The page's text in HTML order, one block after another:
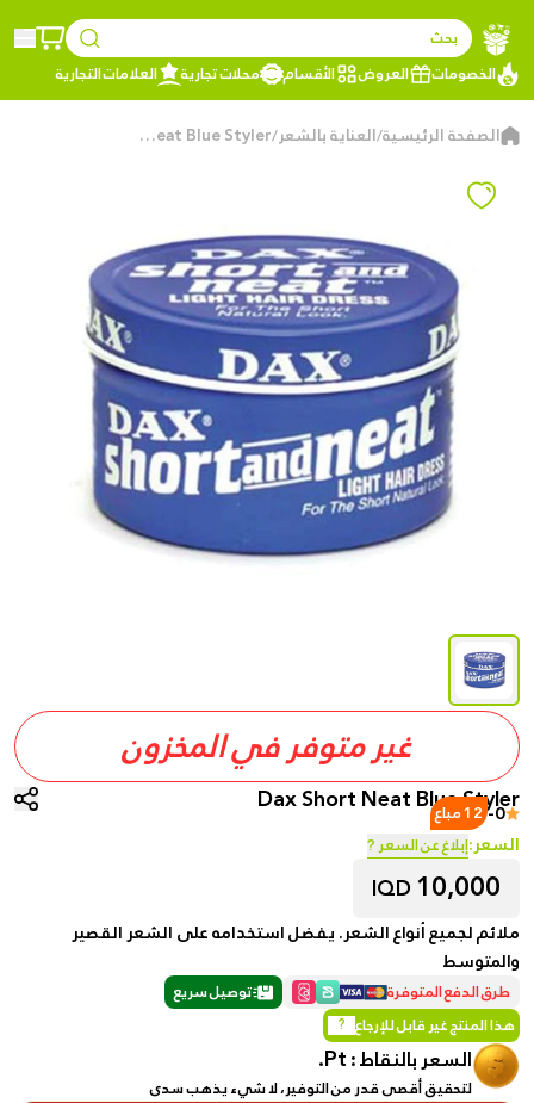
بحث
الخصومات
العروض الأقسام محلات تجارية العلامات التجارية
الصفحة الرئيسية/العناية بالشعر/
Dax Short Neat Blue Styler
غير متوفر في المخزون
Dax Short Neat Blue Styler
0
- 12 مباع
السعر:إبلاغ عن السعر ?
10,000
IQD
ملائم لجميع أنواع الشعر. يفضل استخدامه على الشعر القصير
والمتوسط
طرق الدفع المتوفرة
توصيل سريع
هذا المنتج غير قابل للإرجاع ?
السعر بالنقاط :Pt.
لتحقيق أقصى قدر من التوفير، لا شيء يذهب سدى